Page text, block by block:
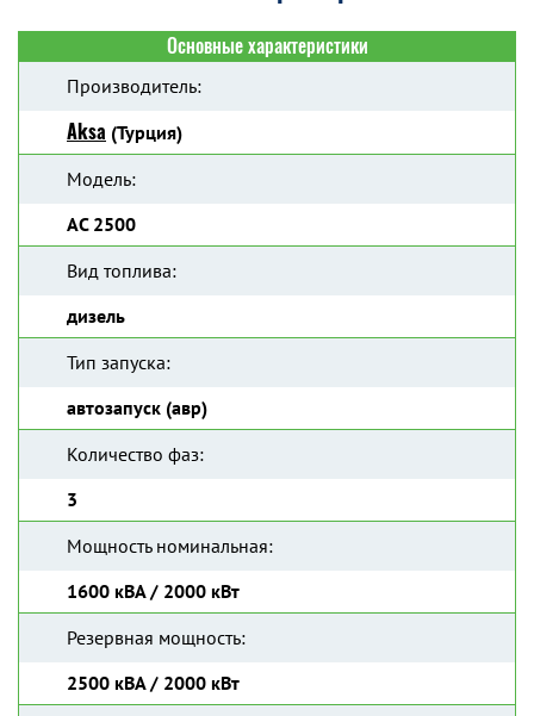
Основные характеристики
Производитель:
Aksa (Турция)
Модель:
AC 2500
Вид топлива:
дизель
Тип запуска:
автозапуск (авр)
Количество фаз:
3
Мощность номинальная:
1600 кВА / 2000 кВт
Резервная мощность:
2500 кВА / 2000 кВт